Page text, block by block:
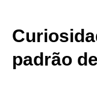
padrão